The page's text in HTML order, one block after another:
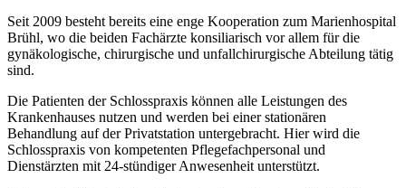
Seit 2009 besteht bereits eine enge Kooperation zum Marienhospital
Brühl, wo die beiden Fachärzte konsiliarisch vor allem für die
gynäkologische, chirurgische und unfallchirurgische Abteilung tätig
sind.
Die Patienten der Schlosspraxis können alle Leistungen des
Krankenhauses nutzen und werden bei einer stationären
Behandlung auf der Privatstation untergebracht. Hier wird die
Schlosspraxis von kompetenten Pflegefachpersonal und
Dienstärzten mit 24-stündiger Anwesenheit unterstützt.